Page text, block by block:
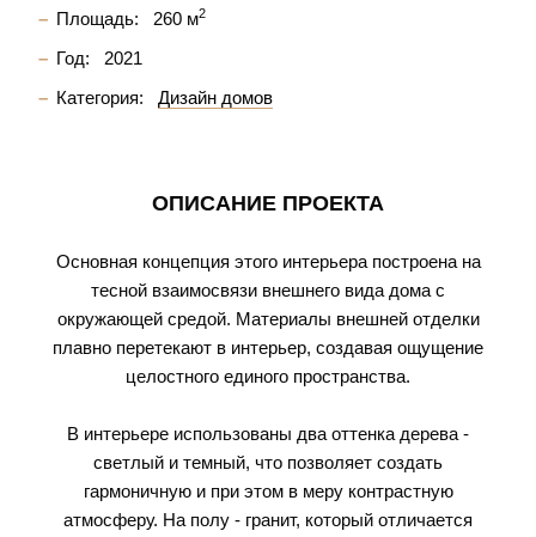
Площадь:
260 м2
Год:
2021
Категория:
Дизайн домов
ОПИСАНИЕ ПРОЕКТА
Основная концепция этого интерьера построена на
тесной взаимосвязи внешнего вида дома с
окружающей средой. Материалы внешней отделки
плавно перетекают в интерьер, создавая ощущение
целостного единого пространства.
В интерьере использованы два оттенка дерева -
светлый и темный, что позволяет создать
гармоничную и при этом в меру контрастную
атмосферу. На полу - гранит, который отличается